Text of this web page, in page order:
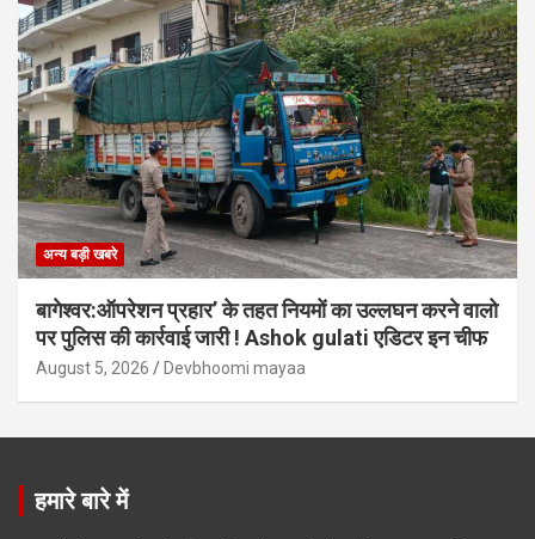
अन्य बड़ी खबरे
बागेश्वर:ऑपरेशन प्रहार’ के तहत नियमों का उल्लघन करने वालो
पर पुलिस की कार्रवाई जारी ! Ashok gulati एडिटर इन चीफ
August 5, 2026 Devbhoomi mayaa
हमारे बारे में